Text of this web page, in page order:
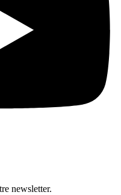
newsletter.